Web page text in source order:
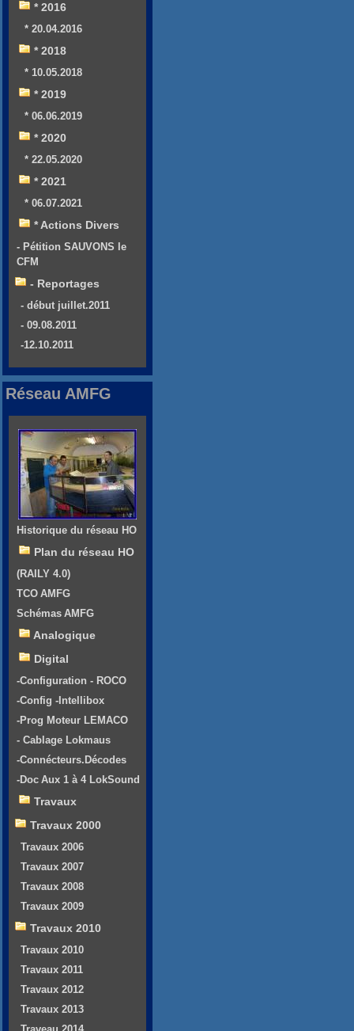
* 2016
* 20.04.2016
* 2018
* 10.05.2018
* 2019
* 06.06.2019
* 2020
* 22.05.2020
* 2021
* 06.07.2021
* Actions Divers
- Pétition SAUVONS le
CFM
- Reportages
- début juillet.2011
- 09.08.2011
-12.10.2011
Réseau AMFG
Historique du réseau HO
Plan du réseau HO
(RAILY 4.0)
TCO AMFG
Schémas AMFG
Analogique
Digital
-Configuration - ROCO
-Config -Intellibox
-Prog Moteur LEMACO
- Cablage Lokmaus
-Connécteurs.Décodes
-Doc Aux 1 à 4 LokSound
Travaux
Travaux 2000
Travaux 2006
Travaux 2007
Travaux 2008
Travaux 2009
Travaux 2010
Travaux 2010
Travaux 2011
Travaux 2012
Travaux 2013